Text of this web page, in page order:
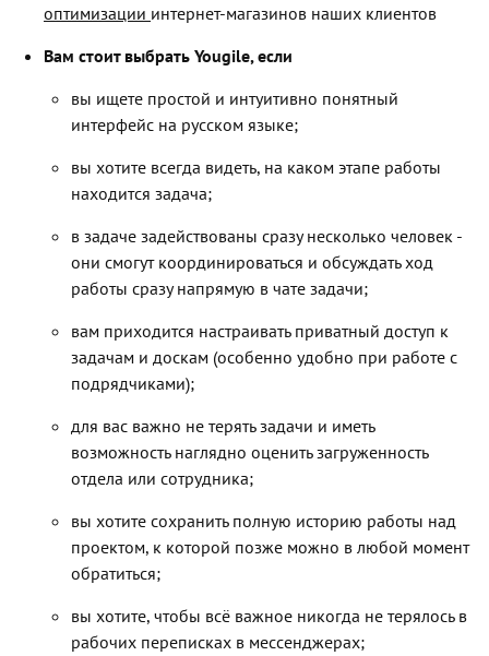
оптимизации интернет-магазинов наших клиентов
Вам стоит выбрать Yougile, если
вы ищете простой и интуитивно понятный
интерфейс на русском языке;
вы хотите всегда видеть, на каком этапе работы
находится задача;
в задаче задействованы сразу несколько человек -
они смогут координироваться и обсуждать ход
работы сразу напрямую в чате задачи;
вам приходится настраивать приватный доступ к
задачам и доскам (особенно удобно при работе с
подрядчиками);
для вас важно не терять задачи и иметь
возможность наглядно оценить загруженность
отдела или сотрудника;
вы хотите сохранить полную историю работы над
проектом, к которой позже можно в любой момент
обратиться;
вы хотите, чтобы всё важное никогда не терялось в
рабочих переписках в мессенджерах;